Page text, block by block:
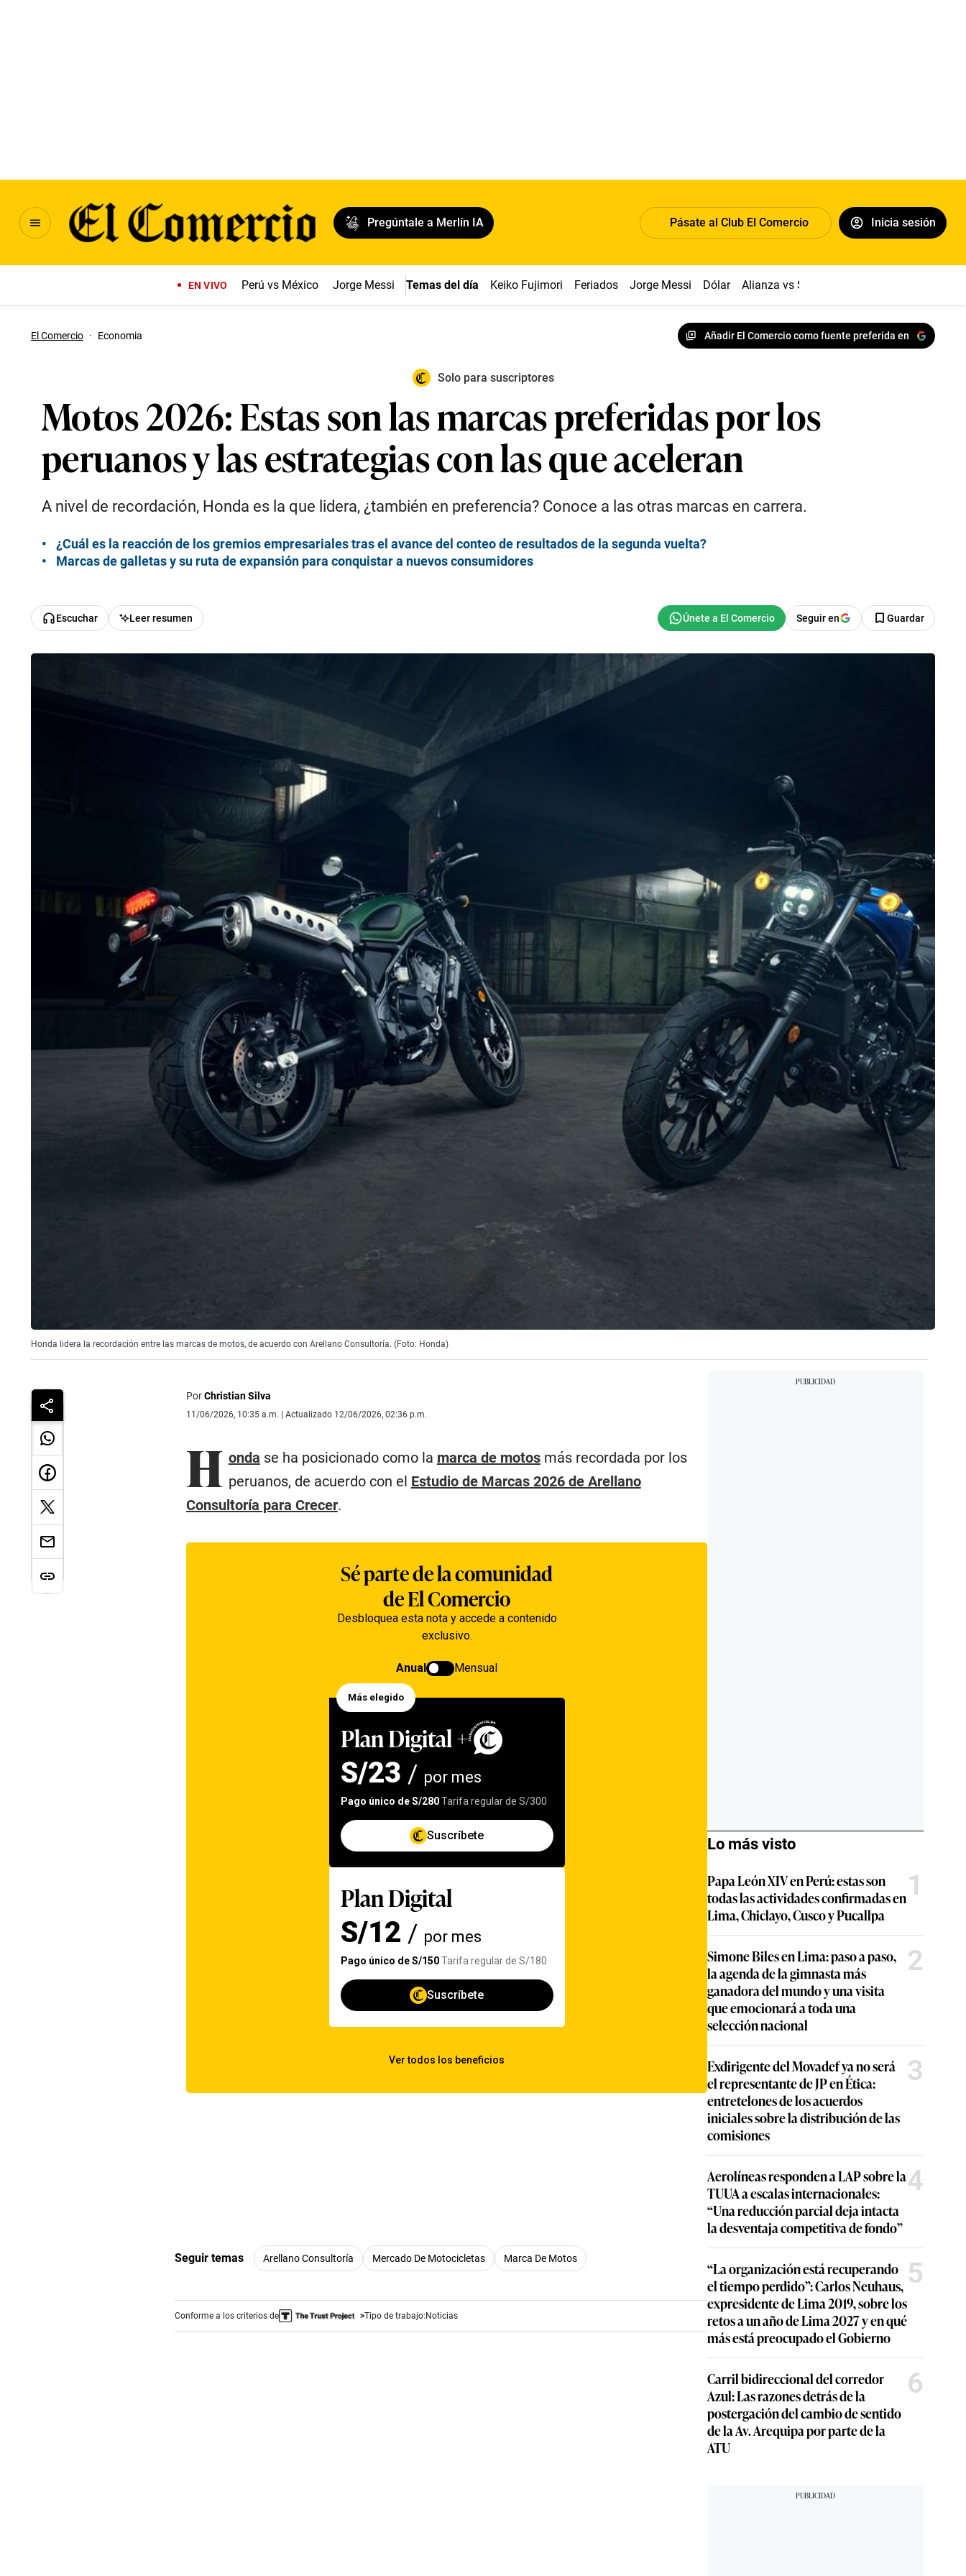
Pregúntale a Merlín IA Pásate al Club El Comercio Inicia sesión
EN VIVO Perú vs México Jorge Messi Temas del día Keiko Fujimori Feriados Jorge Messi Dólar Alianza vs Sport Boys
El Comercio · Economia Añadir El Comercio como fuente preferida en
Solo para suscriptores
Motos 2026: Estas son las marcas preferidas por los
peruanos y las estrategias con las que aceleran
A nivel de recordación, Honda es la que lidera, ¿también en preferencia? Conoce a las otras marcas en carrera.
¿Cuál es la reacción de los gremios empresariales tras el avance del conteo de resultados de la segunda vuelta?
Marcas de galletas y su ruta de expansión para conquistar a nuevos consumidores
Escuchar Leer resumen Seguir en Guardar
Honda lidera la recordación entre las marcas de motos, de acuerdo con Arellano Consultoría. (Foto: Honda)
PorChristian Silva
11/06/2026, 10:35 a.m. | Actualizado 12/06/2026, 02:36 p.m.
H onda se ha posicionado como la marca de motos más recordada por los
peruanos, de acuerdo con el Estudio de Marcas 2026 de Arellano
Consultoría para Crecer.
Seguir temas Arellano Consultoría Mercado De Motocicletas Marca De Motos
Conforme a los criterios de Tipo de trabajo: Noticias
Lo más visto
Papa León XIV en Perú: estas son
todas las actividades confirmadas en
Lima, Chiclayo, Cusco y Pucallpa
1
Simone Biles en Lima: paso a paso,
la agenda de la gimnasta más
ganadora del mundo y una visita
que emocionará a toda una
selección nacional
2
Exdirigente del Movadef ya no será
el representante de JP en Ética:
entretelones de los acuerdos
iniciales sobre la distribución de las
comisiones
3
Aerolíneas responden a LAP sobre la
TUUA a escalas internacionales:
“Una reducción parcial deja intacta
la desventaja competitiva de fondo”
4
“La organización está recuperando
el tiempo perdido”: Carlos Neuhaus,
expresidente de Lima 2019, sobre los
retos a un año de Lima 2027 y en qué
más está preocupado el Gobierno
5
Carril bidireccional del corredor
Azul: Las razones detrás de la
postergación del cambio de sentido
de la Av. Arequipa por parte de la
ATU
6